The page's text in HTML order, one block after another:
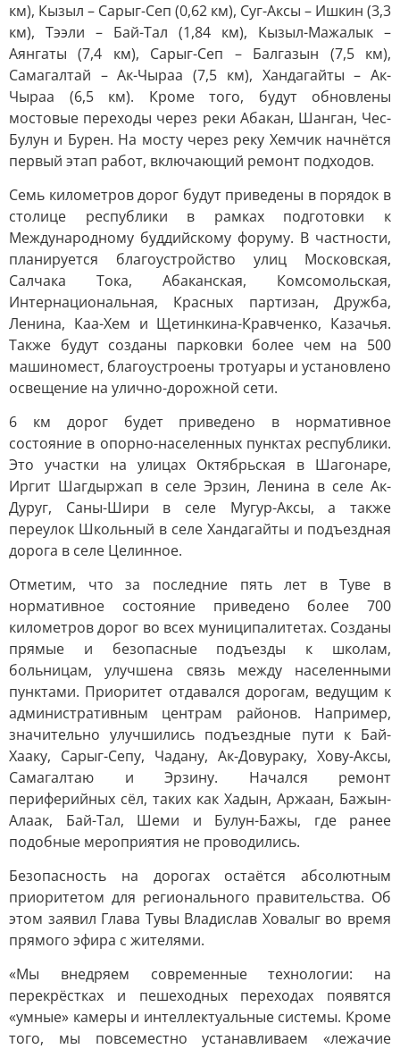
км), Кызыл – Сарыг-Сеп (0,62 км), Суг-Аксы – Ишкин (3,3
км), Тээли – Бай-Тал (1,84 км), Кызыл-Мажалык –
Аянгаты (7,4 км), Сарыг-Сеп – Балгазын (7,5 км),
Самагалтай – Ак-Чыраа (7,5 км), Хандагайты – Ак-
Чыраа (6,5 км). Кроме того, будут обновлены
мостовые переходы через реки Абакан, Шанган, Чес-
Булун и Бурен. На мосту через реку Хемчик начнётся
первый этап работ, включающий ремонт подходов.
Семь километров дорог будут приведены в порядок в
столице республики в рамках подготовки к
Международному буддийскому форуму. В частности,
планируется благоустройство улиц Московская,
Салчака Тока, Абаканская, Комсомольская,
Интернациональная, Красных партизан, Дружба,
Ленина, Каа-Хем и Щетинкина-Кравченко, Казачья.
Также будут созданы парковки более чем на 500
машиномест, благоустроены тротуары и установлено
освещение на улично-дорожной сети.
6 км дорог будет приведено в нормативное
состояние в опорно-населенных пунктах республики.
Это участки на улицах Октябрьская в Шагонаре,
Иргит Шагдыржап в селе Эрзин, Ленина в селе Ак-
Дуруг, Саны-Шири в селе Мугур-Аксы, а также
переулок Школьный в селе Хандагайты и подъездная
дорога в селе Целинное.
Отметим, что за последние пять лет в Туве в
нормативное состояние приведено более 700
километров дорог во всех муниципалитетах. Созданы
прямые и безопасные подъезды к школам,
больницам, улучшена связь между населенными
пунктами. Приоритет отдавался дорогам, ведущим к
административным центрам районов. Например,
значительно улучшились подъездные пути к Бай-
Хааку, Сарыг-Сепу, Чадану, Ак-Довураку, Хову-Аксы,
Самагалтаю и Эрзину. Начался ремонт
периферийных сёл, таких как Хадын, Аржаан, Бажын-
Алаак, Бай-Тал, Шеми и Булун-Бажы, где ранее
подобные мероприятия не проводились.
Безопасность на дорогах остаётся абсолютным
приоритетом для регионального правительства. Об
этом заявил Глава Тувы Владислав Ховалыг во время
прямого эфира с жителями.
«Мы внедряем современные технологии: на
перекрёстках и пешеходных переходах появятся
«умные» камеры и интеллектуальные системы. Кроме
того, мы повсеместно устанавливаем «лежачие